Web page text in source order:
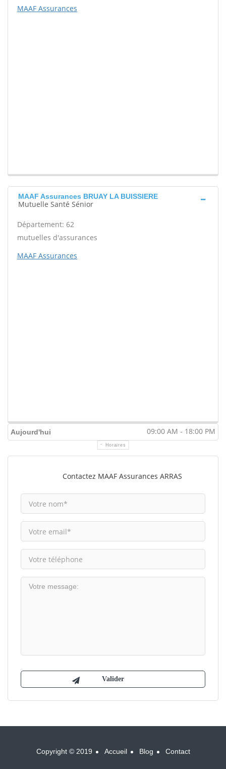
MAAF Assurances
MAAF Assurances BRUAY LA BUISSIERE
Mutuelle Santé Sénior
Département: 62
mutuelles d'assurances
MAAF Assurances
Aujourd'hui 09:00 AM - 18:00 PM
Horaires
Contactez MAAF Assurances ARRAS
Copyright © 2019 Accueil Blog Contact